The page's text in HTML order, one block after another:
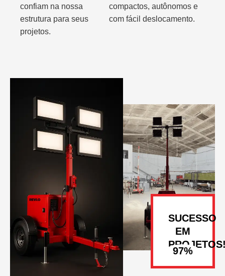
SUCESSO
EM
confiam na nossa
estrutura para seus
projetos.
compactos, autônomos e
com fácil deslocamento.